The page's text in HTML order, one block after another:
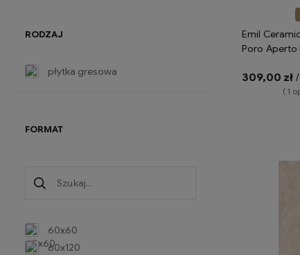
RODZAJ
płytka gresowa
FORMAT
60x60
60x120
Emil
Poro Aperto
imitujące
309,00 zł
( 1